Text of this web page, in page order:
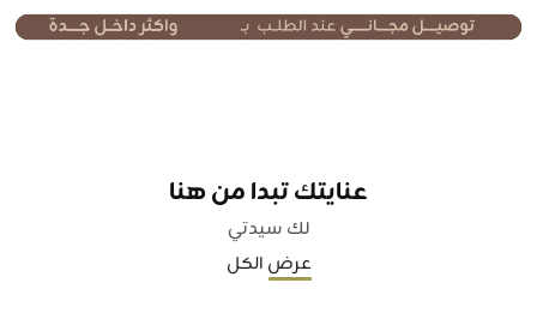
عنايتك تبدا من هنا
لك سيدتي
عرض الكل